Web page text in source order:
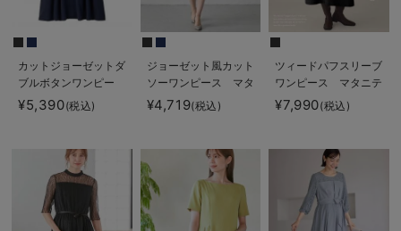
カットジョーゼットダ
ブルボタンワンピー
ス マタニティ・授乳
服【出産後も長く使え
¥5,390(税込)
ジョーゼット風カット
ソーワンピース マタ
ニティ・産後授乳【出
産後も長く使える】
ズマダム）
¥4,719(税込)
ツィードパフスリーブ
ワンピース マタニテ
ィ・授乳服【出産後も
長く使える】
¥7,990(税込)